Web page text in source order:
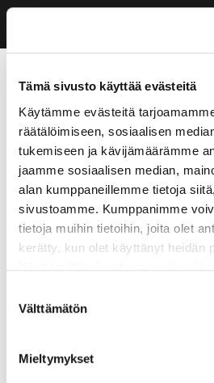
Tämä sivusto käyttää evästeitä
Käytämme evästeitä
räätälöimiseen, sosiaalisen
tukemiseen ja kävijämäärämme
jaamme sosiaalisen median,
alan kumppaneillemme tietoja
sivustoamme. Kumppanimme
tietoja muihin tietoihin, joita olet
kerätty, kun olet käyttänyt heidän
valinta
Välttämätön
Mieltymykset